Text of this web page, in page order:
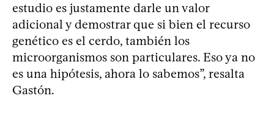
estudio es justamente darle un valor
adicional y demostrar que si bien el recurso
genético es el cerdo, también los
microorganismos son particulares. Eso ya no
es una hipótesis, ahora lo sabemos”, resalta
Gastón.